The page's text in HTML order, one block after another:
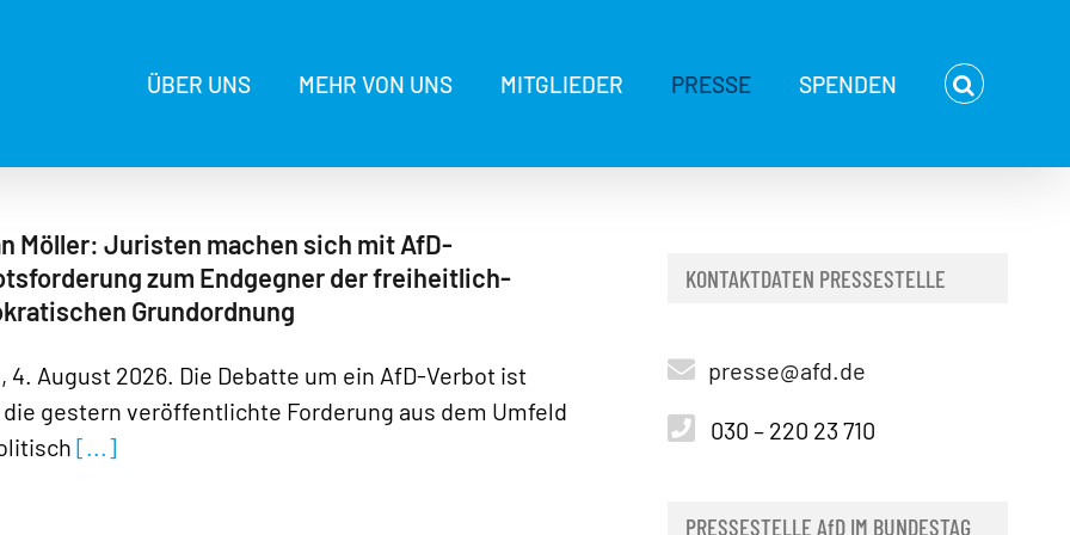
ÜBER UNS MEHR VON UNS MITGLIEDER PRESSE SPENDEN
Möller: Juristen machen sich mit AfD-
zum Endgegner der freiheitlich-
Grundordnung
4. August 2026. Die Debatte um ein AfD-Verbot ist
gestern veröffentlichte Forderung aus dem Umfeld
[...]
KONTAKTDATEN PRESSESTELLE
presse@afd.de
030 – 220 23 710
PRESSESTELLE AfD IM BUNDESTAG